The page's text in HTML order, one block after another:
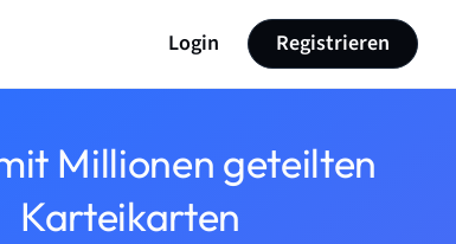
Login Registrieren
Millionen geteilten
Karteikarten